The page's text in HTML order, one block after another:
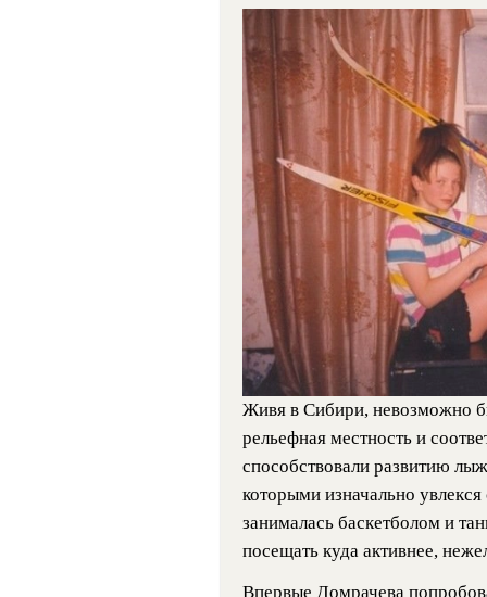
Живя в Сибири, невозможно
рельефная местность и
способствовали развитию
которыми изначально
занималась баскетболом и
посещать куда активнее,
Впервые Домрачева